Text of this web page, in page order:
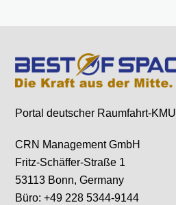
Portal deutscher Raumfahrt-KMU
CRN Management GmbH
Fritz-Schäffer-Straße 1
53113 Bonn, Germany
Büro: +49 228 5344-9144